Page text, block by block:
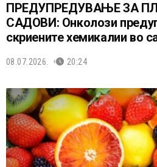
ПРЕДУПРЕДУВАЊЕ ЗА
САДОВИ: Онколози
скриените хемикалии во
08.07.2026. 20:24